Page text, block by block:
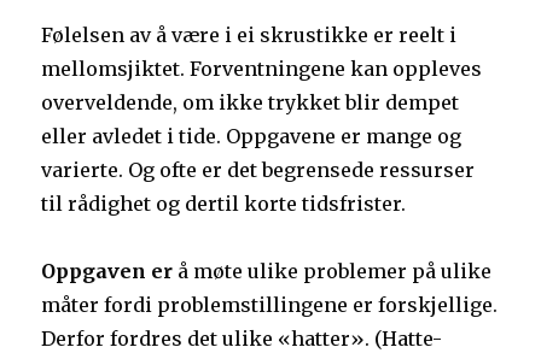
Følelsen av å være i ei skrustikke er reelt i
mellomsjiktet. Forventningene kan oppleves
overveldende, om ikke trykket blir dempet
eller avledet i tide. Oppgavene er mange og
varierte. Og ofte er det begrensede ressurser
til rådighet og dertil korte tidsfrister.
Oppgaven er å møte ulike problemer på ulike
måter fordi problemstillingene er forskjellige.
Derfor fordres det ulike «hatter». (Hatte-